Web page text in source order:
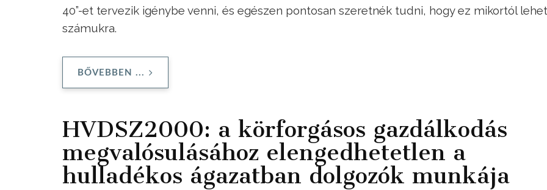
40”-et tervezik igénybe venni, és egészen pontosan szeretnék tudni, hogy ez mikortól
számukra.
BŐVEBBEN ...
HVDSZ2000: a körforgásos gazdálkodás
megvalósulásához elengedhetetlen a
hulladékos ágazatban dolgozók munkája